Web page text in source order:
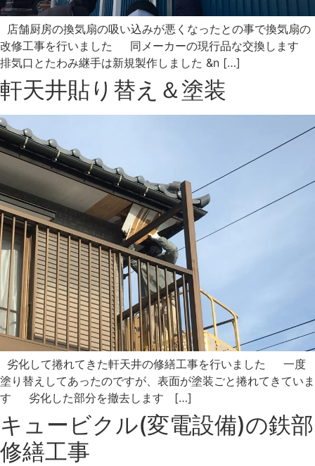
店舗厨房の換気扇の吸い込みが悪くなったとの事で換気扇の
改修工事を行いました 同メーカーの現行品な交換します
排気口とたわみ継手は新規製作しました &n […]
軒天井貼り替え＆塗装
劣化して捲れてきた軒天井の修繕工事を行いました 一度
塗り替えしてあったのですが、表面が塗装ごと捲れてきていま
す 劣化した部分を撤去します […]
キュービクル(変電設備)の鉄部
修繕工事